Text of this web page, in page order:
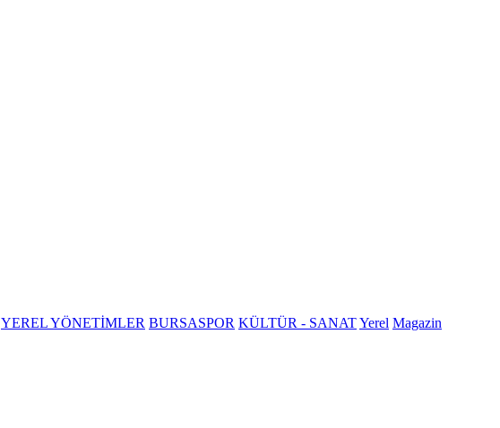
YEREL YÖNETİMLER BURSASPOR KÜLTÜR - SANATYerel Magazin